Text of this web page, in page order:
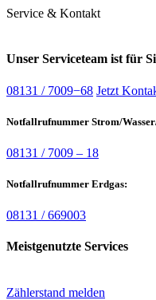
Service & Kontakt
Unser Serviceteam ist für
08131 / 7009−68 Jetzt
Notfallrufnummer Strom/
08131 / 7009 – 18
Notfallrufnummer Erdgas:
08131 / 669003
Meistgenutzte Services
Zählerstand melden